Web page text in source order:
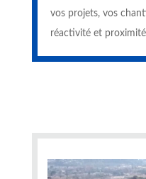
vos projets, vos
réactivité et